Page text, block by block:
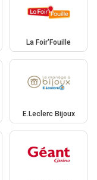
La Foir'Fouille
E.Leclerc Bijoux